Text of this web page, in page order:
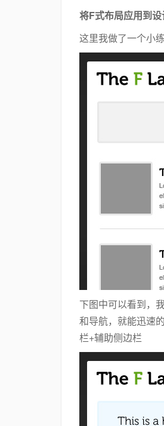
将F式布局应用到设
这里我做了一个小
下图中可以看到，
和导航，就能迅速
栏+辅助侧边栏